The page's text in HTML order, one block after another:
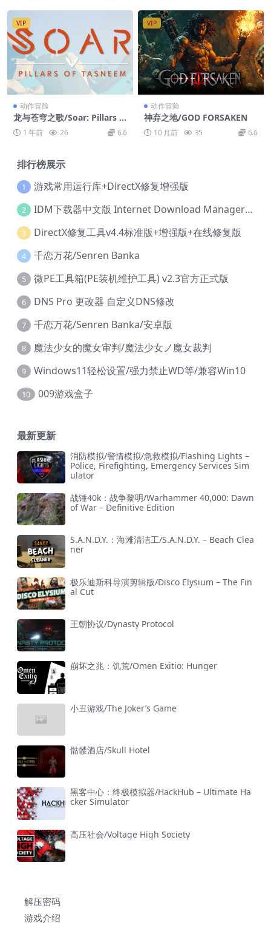
VIP
动作冒险
龙与苍穹之歌/Soar: Pillars o
f Tasneem
1 年前 26 6.6
VIP
动作冒险
神弃之地/GOD FORSAKEN
10 月前 35 6.6
排行榜展示
1 游戏常用运行库+DirectX修复增强版
2 IDM下载器中文版 Internet Download Manager v6.42.36 IDM
3 DirectX修复工具v4.4标准版+增强版+在线修复版
4 千恋万花/Senren Banka
5 微PE工具箱(PE装机维护工具) v2.3官方正式版
6 DNS Pro 更改器 自定义DNS修改
7 千恋万花/Senren Banka/安卓版
8 魔法少女的魔女审判/魔法少女ノ魔女裁判
9 Windows11轻松设置/强力禁止WD等/兼容Win10
10 009游戏盒子
最新更新
消防模拟/警情模拟/急救模拟/Flashing Lights –
Police, Firefighting, Emergency Services Sim
ulator
战锤40k：战争黎明/Warhammer 40,000: Dawn
of War – Definitive Edition
S.A.N.D.Y.：海滩清洁工/S.A.N.D.Y. – Beach Clea
ner
极乐迪斯科导演剪辑版/Disco Elysium – The Fin
al Cut
王朝协议/Dynasty Protocol
崩坏之兆：饥荒/Omen Exitio: Hunger
小丑游戏/The Joker’s Game
骷髅酒店/Skull Hotel
黑客中心：终极模拟器/HackHub – Ultimate Ha
cker Simulator
高压社会/Voltage High Society
解压密码
游戏介绍